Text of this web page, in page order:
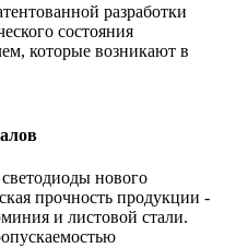
разработки
состояния
которые возникают в
нового
прочность продукции -
и листовой стали.